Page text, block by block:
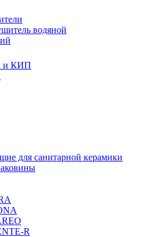
водяной
и КИП
для санитарной керамики
R